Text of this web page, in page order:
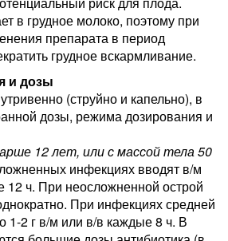
в грудное молоко, поэтому при
препарата в период
грудное вскармливание.
и дозы
(струйно и капельно), в
дозы, режима дозирования и
12 лет, или с массой тела 50
инфекциях вводят в/м
12 ч. При неосложненной острой
При инфекциях средней
1-2 г в/м или в/в каждые 8 ч. В